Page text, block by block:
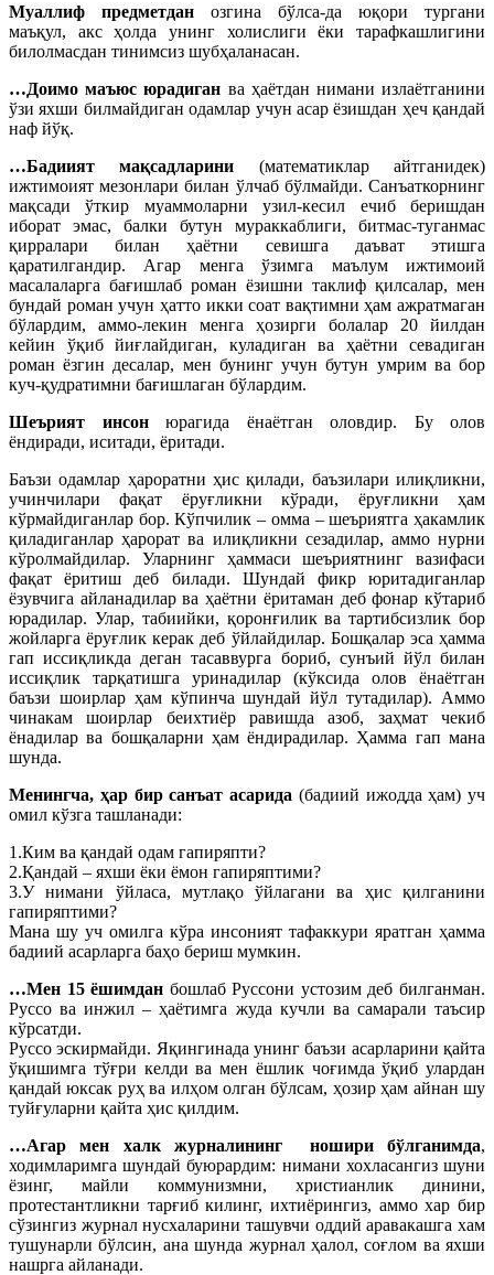
Муаллиф предметдан озгина бўлса-да юқори тургани
маъқул, акс ҳолда унинг холислиги ёки тарафкашлигини
билолмасдан тинимсиз шубҳаланасан.
…Доимо маъюс юрадиган ва ҳаётдан нимани излаётганини
ўзи яхши билмайдиган одамлар учун асар ёзишдан ҳеч қандай
наф йўқ.
…Бадиият мақсадларини (математиклар айтганидек)
ижтимоият мезонлари билан ўлчаб бўлмайди. Санъаткорнинг
мақсади ўткир муаммоларни узил-кесил ечиб беришдан
иборат эмас, балки бутун мураккаблиги, битмас-туганмас
қирралари билан ҳаётни севишга даъват этишга
қаратилгандир. Агар менга ўзимга маълум ижтимоий
масалаларга бағишлаб роман ёзишни таклиф қилсалар, мен
бундай роман учун ҳатто икки соат вақтимни ҳам ажратмаган
бўлардим, аммо-лекин менга ҳозирги болалар 20 йилдан
кейин ўқиб йиғлайдиган, куладиган ва ҳаётни севадиган
роман ёзгин десалар, мен бунинг учун бутун умрим ва бор
куч-қудратимни бағишлаган бўлардим.
Шеърият инсонюрагида ёнаётган оловдир. Бу олов
ёндиради, иситади, ёритади.
Баъзи одамлар ҳароратни ҳис қилади, баъзилари илиқликни,
учинчилари фақат ёруғликни кўради, ёруғликни ҳам
кўрмайдиганлар бор. Кўпчилик – омма – шеъриятга ҳакамлик
қиладиганлар ҳарорат ва илиқликни сезадилар, аммо нурни
кўролмайдилар. Уларнинг ҳаммаси шеъриятнинг вазифаси
фақат ёритиш деб билади. Шундай фикр юритадиганлар
ёзувчига айланадилар ва ҳаётни ёритаман деб фонар кўтариб
юрадилар. Улар, табиийки, қоронғилик ва тартибсизлик бор
жойларга ёруғлик керак деб ўйлайдилар. Бошқалар эса ҳамма
гап иссиқликда деган тасаввурга бориб, сунъий йўл билан
иссиқлик тарқатишга уринадилар (кўксида олов ёнаётган
баъзи шоирлар ҳам кўпинча шундай йўл тутадилар). Аммо
чинакам шоирлар беихтиёр равишда азоб, заҳмат чекиб
ёнадилар ва бошқаларни ҳам ёндирадилар. Ҳамма гап мана
шунда.
Менингча, ҳар бир санъат асарида (бадиий ижодда ҳам) уч
омил кўзга ташланади:
1.Ким ва қандай одам гапиряпти?
2.Қандай – яхши ёки ёмон гапиряптими?
3.У нимани ўйласа, мутлақо ўйлагани ва ҳис қилганини
гапиряптими?
Мана шу уч омилга кўра инсоният тафаккури яратган ҳамма
бадиий асарларга баҳо бериш мумкин.
…Мен 15 ёшимдан бошлаб Руссони устозим деб билганман.
Руссо ва инжил – ҳаётимга жуда кучли ва самарали таъсир
кўрсатди.
Руссо эскирмайди. Яқингинада унинг баъзи асарларини қайта
ўқишимга тўғри келди ва мен ёшлик чоғимда ўқиб улардан
қандай юксак руҳ ва илҳом олган бўлсам, ҳозир ҳам айнан шу
туйғуларни қайта ҳис қилдим.
…Агар мен халк журналининг ношири бўлганимда,
ходимларимга шундай буюрардим: нимани хохласангиз шуни
ёзинг, майли коммунизмни, христианлик динини,
протестантликни тарғиб килинг, ихтиёрингиз, аммо хар бир
сўзингиз журнал нусхаларини ташувчи оддий аравакашга хам
тушунарли бўлсин, ана шунда журнал ҳалол, соғлом ва яхши
нашрга айланади.